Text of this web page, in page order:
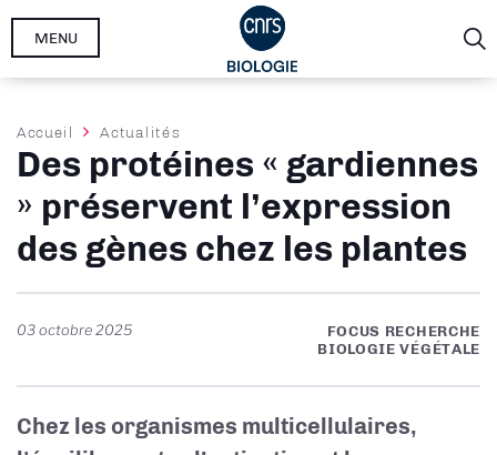
Aller
MENU
Fil
d'Ariane
Accueil Actualités
Des protéines « gardiennes
» préservent l’expression
des gènes chez les plantes
03 octobre 2025
FOCUS RECHERCHE
BIOLOGIE VÉGÉTALE
Chez les organismes multicellulaires,